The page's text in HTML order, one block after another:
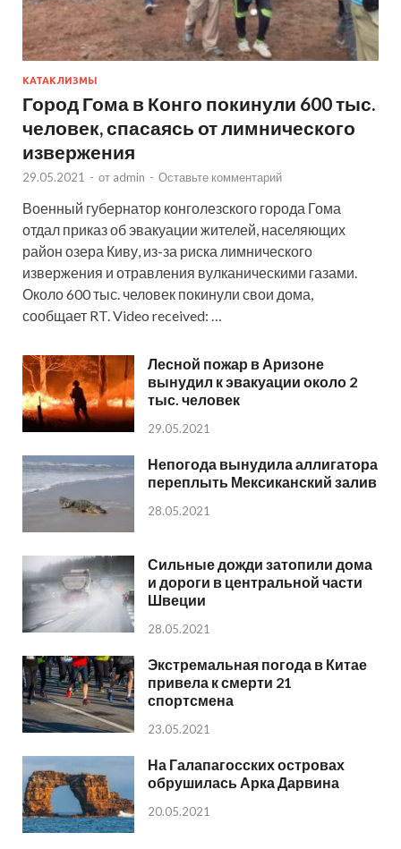
КАТАКЛИЗМЫ
Город Гома в Конго покинули 600 тыс.
человек, спасаясь от лимнического
извержения
29.05.2021 - от admin - Оставьте комментарий
Военный губернатор конголезского города Гома
отдал приказ об эвакуации жителей, населяющих
район озера Киву, из-за риска лимнического
извержения и отравления вулканическими газами.
Около 600 тыс. человек покинули свои дома,
сообщает RT. Video received: …
Лесной пожар в Аризоне
вынудил к эвакуации около 2
тыс. человек
29.05.2021
Непогода вынудила аллигатора
переплыть Мексиканский залив
28.05.2021
Сильные дожди затопили дома
и дороги в центральной части
Швеции
28.05.2021
Экстремальная погода в Китае
привела к смерти 21
спортсмена
23.05.2021
На Галапагосских островах
обрушилась Арка Дарвина
20.05.2021